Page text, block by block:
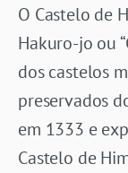
O Castelo de
Hakuro-jo ou
dos castelos
preservados
em 1333 e
Castelo de